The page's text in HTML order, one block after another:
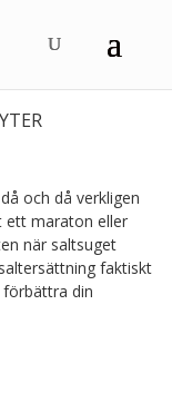
och då verkligen
ett maraton eller
när saltsuget
faktiskt
din